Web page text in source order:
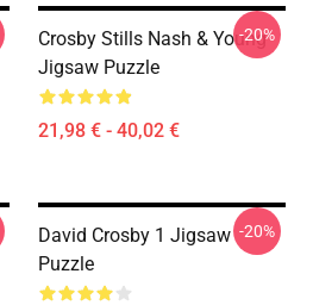
Crosby Stills Nash & Young
Jigsaw Puzzle
21,98 € - 40,02 €
-20%
David Crosby 1 Jigsaw
Puzzle
-20%